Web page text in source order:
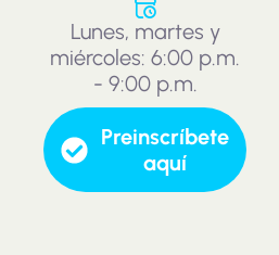
Lunes, martes y
miércoles: 6:00 p.m.
- 9:00 p.m.
Preinscríbete
aquí